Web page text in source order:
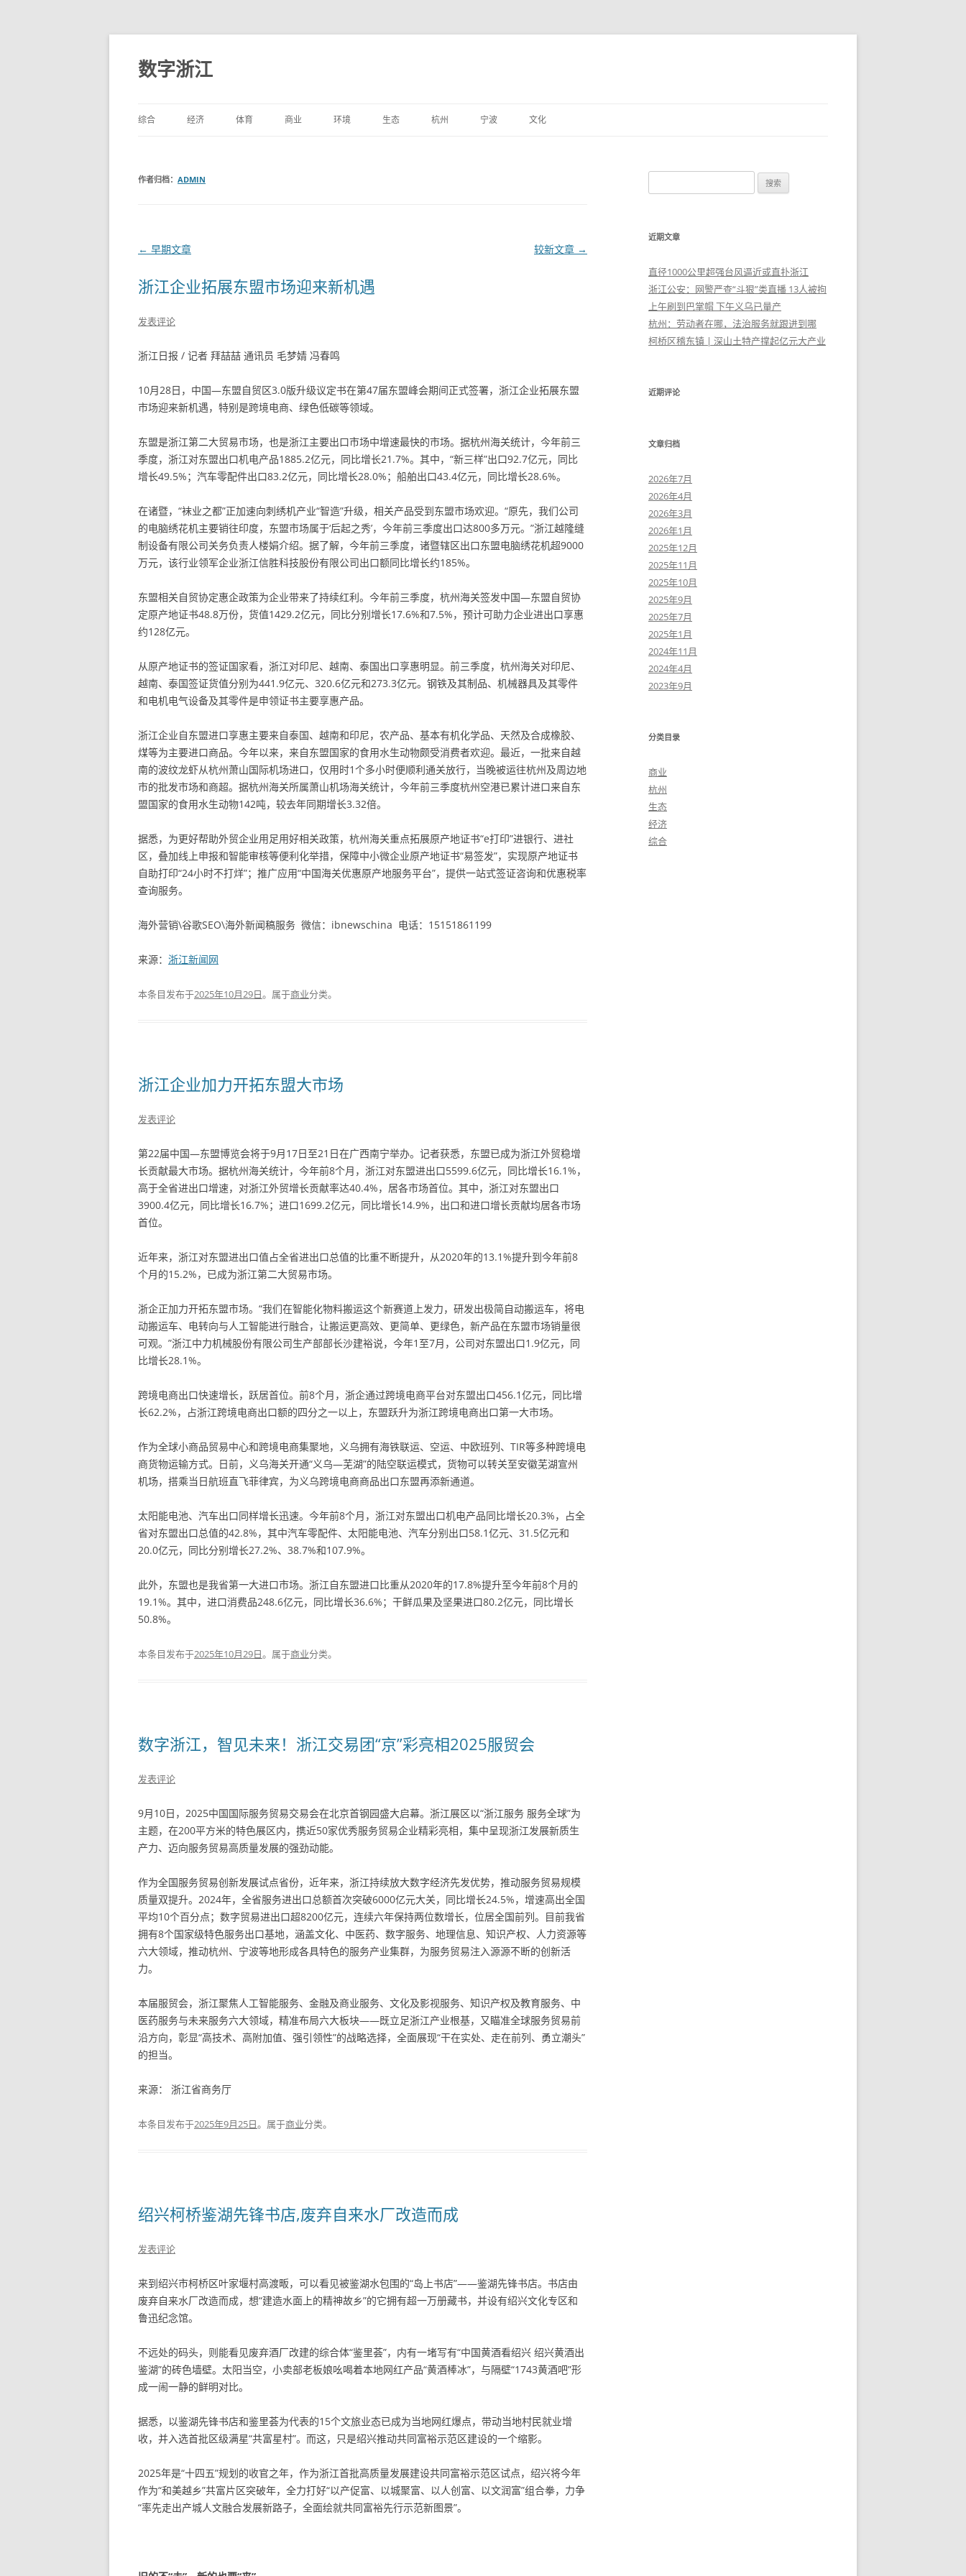
数字浙江
至
正
综合 经济 体育 商业 环境 生态 杭州 宁波 文化
作者归档： ADMIN
文
导
← 早期文章 较新文章 →
浙江企业拓展东盟市场迎来新机遇
发表评论
浙江日报 / 记者 拜喆喆 通讯员 毛梦婧 冯春鸣
10月28日，中国—东盟自贸区3.0版升级议定书在第47届东盟峰会期间正式签署，浙江企业拓展东盟
市场迎来新机遇，特别是跨境电商、绿色低碳等领域。
东盟是浙江第二大贸易市场，也是浙江主要出口市场中增速最快的市场。据杭州海关统计，今年前三
季度，浙江对东盟出口机电产品1885.2亿元，同比增长21.7%。其中，“新三样”出口92.7亿元，同比
增长49.5%；汽车零配件出口83.2亿元，同比增长28.0%；船舶出口43.4亿元，同比增长28.6%。
在诸暨，“袜业之都”正加速向刺绣机产业“智造”升级，相关产品受到东盟市场欢迎。“原先，我们公司
的电脑绣花机主要销往印度，东盟市场属于‘后起之秀’，今年前三季度出口达800多万元。”浙江越隆缝
制设备有限公司关务负责人楼娟介绍。据了解，今年前三季度，诸暨辖区出口东盟电脑绣花机超9000
万元，该行业领军企业浙江信胜科技股份有限公司出口额同比增长约185%。
东盟相关自贸协定惠企政策为企业带来了持续红利。今年前三季度，杭州海关签发中国—东盟自贸协
定原产地证书48.8万份，货值1429.2亿元，同比分别增长17.6%和7.5%，预计可助力企业进出口享惠
约128亿元。
从原产地证书的签证国家看，浙江对印尼、越南、泰国出口享惠明显。前三季度，杭州海关对印尼、
越南、泰国签证货值分别为441.9亿元、320.6亿元和273.3亿元。钢铁及其制品、机械器具及其零件
和电机电气设备及其零件是申领证书主要享惠产品。
浙江企业自东盟进口享惠主要来自泰国、越南和印尼，农产品、基本有机化学品、天然及合成橡胶、
煤等为主要进口商品。今年以来，来自东盟国家的食用水生动物颇受消费者欢迎。最近，一批来自越
南的波纹龙虾从杭州萧山国际机场进口，仅用时1个多小时便顺利通关放行，当晚被运往杭州及周边地
市的批发市场和商超。据杭州海关所属萧山机场海关统计，今年前三季度杭州空港已累计进口来自东
盟国家的食用水生动物142吨，较去年同期增长3.32倍。
据悉，为更好帮助外贸企业用足用好相关政策，杭州海关重点拓展原产地证书“e打印”进银行、进社
区，叠加线上申报和智能审核等便利化举措，保障中小微企业原产地证书“易签发”，实现原产地证书
自助打印“24小时不打烊”；推广应用“中国海关优惠原产地服务平台”，提供一站式签证咨询和优惠税率
查询服务。
海外营销\谷歌SEO\海外新闻稿服务 微信：ibnewschina 电话：15151861199
来源： 浙江新闻网
本条目发布于2025年10月29日。属于商业分类。
浙江企业加力开拓东盟大市场
发表评论
第22届中国—东盟博览会将于9月17日至21日在广西南宁举办。记者获悉，东盟已成为浙江外贸稳增
长贡献最大市场。据杭州海关统计，今年前8个月，浙江对东盟进出口5599.6亿元，同比增长16.1%，
高于全省进出口增速，对浙江外贸增长贡献率达40.4%，居各市场首位。其中，浙江对东盟出口
3900.4亿元，同比增长16.7%；进口1699.2亿元，同比增长14.9%，出口和进口增长贡献均居各市场
首位。
近年来，浙江对东盟进出口值占全省进出口总值的比重不断提升，从2020年的13.1%提升到今年前8
个月的15.2%，已成为浙江第二大贸易市场。
浙企正加力开拓东盟市场。“我们在智能化物料搬运这个新赛道上发力，研发出极简自动搬运车，将电
动搬运车、电转向与人工智能进行融合，让搬运更高效、更简单、更绿色，新产品在东盟市场销量很
可观。”浙江中力机械股份有限公司生产部部长沙建裕说，今年1至7月，公司对东盟出口1.9亿元，同
比增长28.1%。
跨境电商出口快速增长，跃居首位。前8个月，浙企通过跨境电商平台对东盟出口456.1亿元，同比增
长62.2%，占浙江跨境电商出口额的四分之一以上，东盟跃升为浙江跨境电商出口第一大市场。
作为全球小商品贸易中心和跨境电商集聚地，义乌拥有海铁联运、空运、中欧班列、TIR等多种跨境电
商货物运输方式。日前，义乌海关开通“义乌—芜湖”的陆空联运模式，货物可以转关至安徽芜湖宣州
机场，搭乘当日航班直飞菲律宾，为义乌跨境电商商品出口东盟再添新通道。
太阳能电池、汽车出口同样增长迅速。今年前8个月，浙江对东盟出口机电产品同比增长20.3%，占全
省对东盟出口总值的42.8%，其中汽车零配件、太阳能电池、汽车分别出口58.1亿元、31.5亿元和
20.0亿元，同比分别增长27.2%、38.7%和107.9%。
此外，东盟也是我省第一大进口市场。浙江自东盟进口比重从2020年的17.8%提升至今年前8个月的
19.1%。其中，进口消费品248.6亿元，同比增长36.6%；干鲜瓜果及坚果进口80.2亿元，同比增长
50.8%。
本条目发布于2025年10月29日。属于商业分类。
数字浙江，智见未来！浙江交易团“京”彩亮相2025服贸会
发表评论
9月10日，2025中国国际服务贸易交易会在北京首钢园盛大启幕。浙江展区以“浙江服务 服务全球”为
主题，在200平方米的特色展区内，携近50家优秀服务贸易企业精彩亮相，集中呈现浙江发展新质生
产力、迈向服务贸易高质量发展的强劲动能。
作为全国服务贸易创新发展试点省份，近年来，浙江持续放大数字经济先发优势，推动服务贸易规模
质量双提升。2024年，全省服务进出口总额首次突破6000亿元大关，同比增长24.5%，增速高出全国
平均10个百分点；数字贸易进出口超8200亿元，连续六年保持两位数增长，位居全国前列。目前我省
拥有8个国家级特色服务出口基地，涵盖文化、中医药、数字服务、地理信息、知识产权、人力资源等
六大领域，推动杭州、宁波等地形成各具特色的服务产业集群，为服务贸易注入源源不断的创新活
力。
本届服贸会，浙江聚焦人工智能服务、金融及商业服务、文化及影视服务、知识产权及教育服务、中
医药服务与未来服务六大领域，精准布局六大板块——既立足浙江产业根基，又瞄准全球服务贸易前
沿方向，彰显“高技术、高附加值、强引领性”的战略选择，全面展现“干在实处、走在前列、勇立潮头”
的担当。
来源： 浙江省商务厅
本条目发布于2025年9月25日。属于商业分类。
绍兴柯桥鉴湖先锋书店,废弃自来水厂改造而成
发表评论
来到绍兴市柯桥区叶家堰村高渡畈，可以看见被鉴湖水包围的“岛上书店”——鉴湖先锋书店。书店由
废弃自来水厂改造而成，想“建造水面上的精神故乡”的它拥有超一万册藏书，并设有绍兴文化专区和
鲁迅纪念馆。
不远处的码头，则能看见废弃酒厂改建的综合体“鉴里荟”，内有一堵写有“中国黄酒看绍兴 绍兴黄酒出
鉴湖”的砖色墙壁。太阳当空，小卖部老板娘吆喝着本地网红产品“黄酒棒冰”，与隔壁“1743黄酒吧”形
成一闹一静的鲜明对比。
据悉，以鉴湖先锋书店和鉴里荟为代表的15个文旅业态已成为当地网红爆点，带动当地村民就业增
收，并入选首批区级满星“共富星村”。而这，只是绍兴推动共同富裕示范区建设的一个缩影。
2025年是“十四五”规划的收官之年，作为浙江首批高质量发展建设共同富裕示范区试点，绍兴将今年
作为“和美越乡”共富片区突破年，全力打好“以产促富、以城聚富、以人创富、以文润富”组合拳，力争
“率先走出产城人文融合发展新路子，全面绘就共同富裕先行示范新图景”。
索
近期文章
直径1000公里超强台风逼近或直扑浙江
浙江公安：网警严查“斗狠”类直播 13人被拘
上午刷到巴掌帽 下午义乌已量产
杭州：劳动者在哪，法治服务就跟进到哪
柯桥区稽东镇 | 深山土特产撑起亿元大产业
近期评论
文章归档
2026年7月
2026年4月
2026年3月
2026年1月
2025年12月
2025年11月
2025年10月
2025年9月
2025年7月
2025年1月
2024年11月
2024年4月
2023年9月
分类目录
商业
杭州
生态
经济
综合